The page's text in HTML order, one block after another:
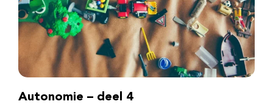
Autonomie – deel 4